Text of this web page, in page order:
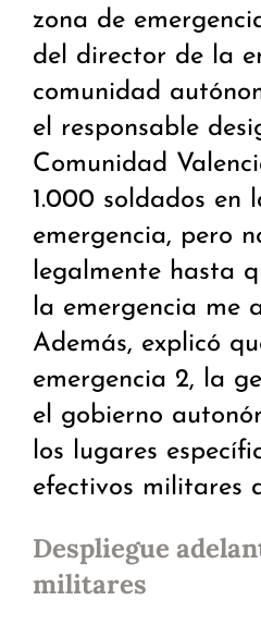
zona de
del director de la
comunidad
el responsable
Comunidad
1.000 soldados en
emergencia, pero
legalmente hasta
la emergencia me
Además, explicó
emergencia 2, la
el gobierno
los lugares
efectivos militares
Despliegue
militares